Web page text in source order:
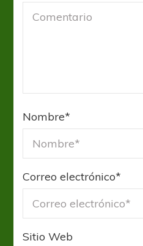
Nombre*
Correo electrónico*
Sitio Web